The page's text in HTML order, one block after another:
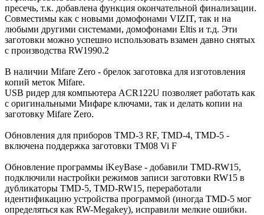
пресечь, т.к. добавлена функция окончательной финализации.
Совместимы как с новыми домофонами VIZIT, так и на
любыми другими системами, домофонами Eltis и т.д. Эти
заготовки можно успешно использовать взамен давно снятых
с производства RW1990.2
В наличии Mifare Zero - брелок заготовка для изготовления
копий меток Mifare.
USB ридер для компьютера ACR122U позволяет работать как
с оригинальными Мифаре ключами, так и делать копии на
заготовку Mifare Zero.
Обновления для приборов TMD-3 RF, TMD-4, TMD-5 -
включена поддержка заготовки TM08 Vi F
Обновление программы iKeyBase - добавили TMD-RW15,
подключили настройки режимов записи заготовки RW15 в
дубликаторы TMD-5, TMD-RW15, переработали
идентификацию устройства программой (иногда TMD-5 мог
определяться как RW-Megakey), исправили мелкие ошибки.